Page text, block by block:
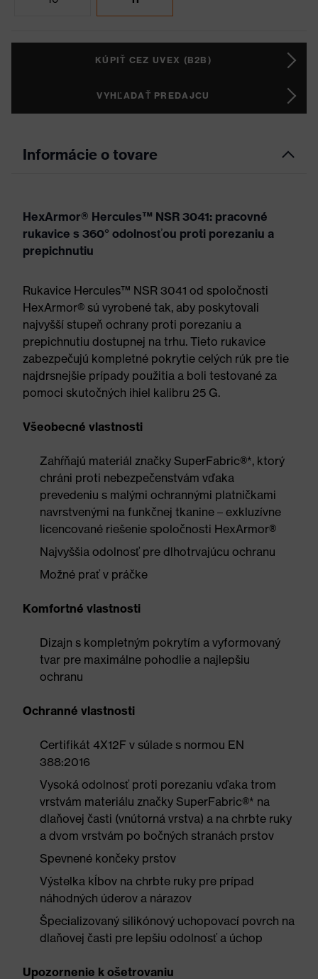
KÚPIŤ CEZ UVEX (B2B)
VYHĽADAŤ PREDAJCU
Informácie o tovare
HexArmor® Hercules™ NSR 3041: pracovné
rukavice s 360° odolnosťou proti porezaniu a
prepichnutiu
Rukavice Hercules™ NSR 3041 od spoločnosti
HexArmor® sú vyrobené tak, aby poskytovali
najvyšší stupeň ochrany proti porezaniu a
prepichnutiu dostupnej na trhu. Tieto rukavice
zabezpečujú kompletné pokrytie celých rúk pre tie
najdrsnejšie prípady použitia a boli testované za
pomoci skutočných ihiel kalibru 25 G.
Všeobecné vlastnosti
Zahŕňajú materiál značky SuperFabric®*, ktorý
chráni proti nebezpečenstvám vďaka
prevedeniu s malými ochrannými platničkami
navrstvenými na funkčnej tkanine – exkluzívne
licencované riešenie spoločnosti HexArmor®
Najvyššia odolnosť pre dlhotrvajúcu ochranu
Možné prať v práčke
Komfortné vlastnosti
Dizajn s kompletným pokrytím a vyformovaný
tvar pre maximálne pohodlie a najlepšiu
ochranu
Ochranné vlastnosti
Certifikát 4X12F v súlade s normou EN
388:2016
Vysoká odolnosť proti porezaniu vďaka trom
vrstvám materiálu značky SuperFabric®* na
dlaňovej časti (vnútorná vrstva) a na chrbte ruky
a dvom vrstvám po bočných stranách prstov
Spevnené končeky prstov
Výstelka kĺbov na chrbte ruky pre prípad
náhodných úderov a nárazov
Špecializovaný silikónový uchopovací povrch na
dlaňovej časti pre lepšiu odolnosť a úchop
Upozornenie k ošetrovaniu